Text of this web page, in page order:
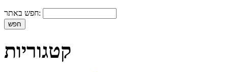
חפש באתר:
קטגוריות